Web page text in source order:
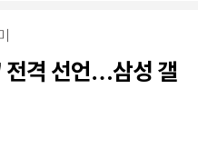
전격 선언…삼성 갤